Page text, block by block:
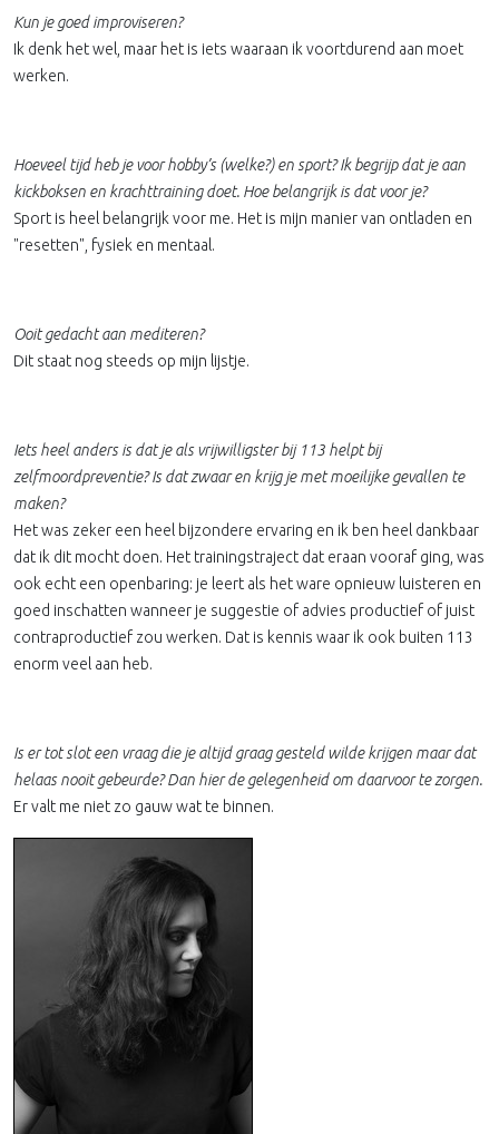
Kun je goed improviseren?
Ik denk het wel, maar het is iets waaraan ik voortdurend aan moet
werken.
Hoeveel tijd heb je voor hobby’s (welke?) en sport? Ik begrijp dat je aan
kickboksen en krachttraining doet. Hoe belangrijk is dat voor je?
Sport is heel belangrijk voor me. Het is mijn manier van ontladen en
"resetten", fysiek en mentaal.
Ooit gedacht aan mediteren?
Dit staat nog steeds op mijn lijstje.
Iets heel anders is dat je als vrijwilligster bij 113 helpt bij
zelfmoordpreventie? Is dat zwaar en krijg je met moeilijke gevallen te
maken?
Het was zeker een heel bijzondere ervaring en ik ben heel dankbaar
dat ik dit mocht doen. Het trainingstraject dat eraan vooraf ging, was
ook echt een openbaring: je leert als het ware opnieuw luisteren en
goed inschatten wanneer je suggestie of advies productief of juist
contraproductief zou werken. Dat is kennis waar ik ook buiten 113
enorm veel aan heb.
Is er tot slot een vraag die je altijd graag gesteld wilde krijgen maar dat
helaas nooit gebeurde? Dan hier de gelegenheid om daarvoor te zorgen.
Er valt me niet zo gauw wat te binnen.